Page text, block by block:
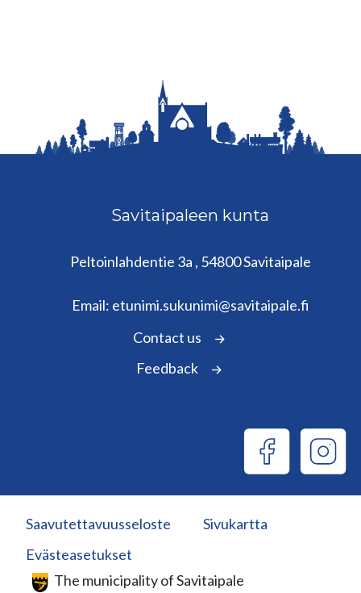
Savitaipaleen kunta
Peltoinlahdentie 3a , 54800 Savitaipale
Email: etunimi.sukunimi@savitaipale.fi
Contact us
Feedback
Saavutettavuusseloste
Sivukartta
Evästeasetukset
The municipality of Savitaipale